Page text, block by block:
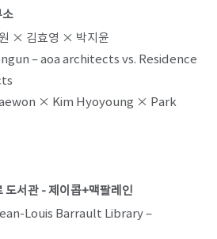
소
× 김효영 × 박지윤
– aoa architects vs. Residence
× Kim Hyoyoung × Park
도서관 - 제이콥+맥팔레인
Louis Barrault Library –